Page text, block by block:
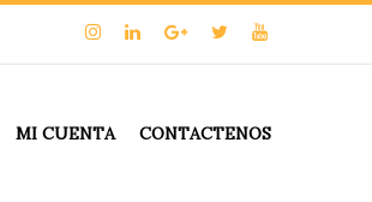
MI CUENTA CONTACTENOS